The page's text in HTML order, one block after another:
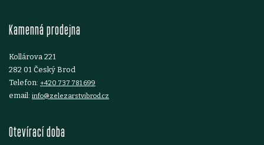
Kamenná prodejna
Kollárova 221
282 01 Český Brod
Telefon: +420 737 781 699
email: info@zelezarstvibrod.cz
Otevírací doba